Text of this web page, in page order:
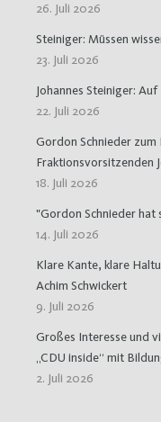
26. Juli 2026
Steiniger: Müssen
23. Juli 2026
Johannes Steiniger:
22. Juli 2026
Gordon Schnieder
Fraktionsvorsitzenden
18. Juli 2026
"Gordon Schnieder hat
14. Juli 2026
Klare Kante, klare
Achim Schwickert
9. Juli 2026
Großes Interesse und
„CDU inside“ mit
2. Juli 2026